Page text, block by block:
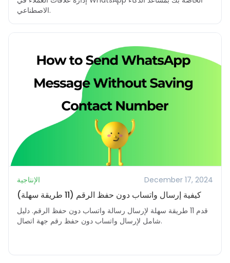
الاصطناعي.
الإنتاجية December 17, 2024
كيفية إرسال واتساب دون حفظ الرقم (11 طريقة سهلة)
قدم 11 طريقة سهلة لإرسال رسالة واتساب دون حفظ الرقم. دليل
شامل لإرسال واتساب دون حفظ رقم جهة اتصال.